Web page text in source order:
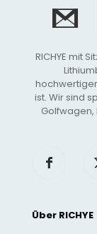
RICHYE mit
ist. Wir sind
Golfwagen,
Über RICHYE